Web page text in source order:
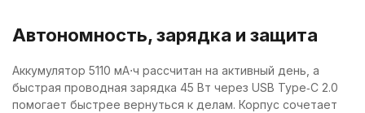
Автономность, зарядка и защита
Аккумулятор 5110 мА⋅ч рассчитан на активный день, а
быстрая проводная зарядка 45 Вт через USB Type‑C 2.0
помогает быстрее вернуться к делам. Корпус сочетает